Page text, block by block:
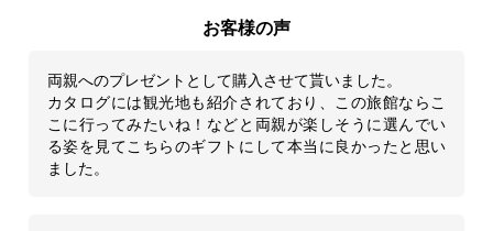
お客様の声
両親へのプレゼントとして購入させて貰いました。
カタログには観光地も紹介されており、この旅館ならこ
こに行ってみたいね！などと両親が楽しそうに選んでい
る姿を見てこちらのギフトにして本当に良かったと思い
ました。